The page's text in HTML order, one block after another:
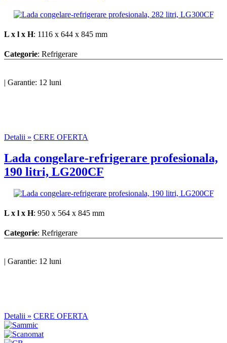
L x l x H: 1116 x 644 x 845 mm
Categorie: Refrigerare
| Garantie: 12 luni
Detalii » CERE OFERTA
Lada congelare-refrigerare profesionala,
190 litri, LG200CF
L x l x H: 950 x 564 x 845 mm
Categorie: Refrigerare
| Garantie: 12 luni
Detalii » CERE OFERTA